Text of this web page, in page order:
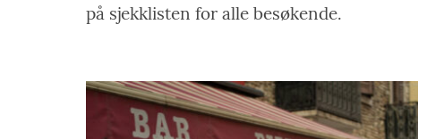
på sjekklisten for alle besøkende.